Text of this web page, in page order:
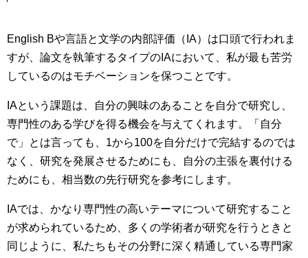
English Bや言語と文学の内部評価（IA）は口頭で行われま
すが、論文を執筆するタイプのIAにおいて、私が最も苦労
しているのはモチベーションを保つことです。
IAという課題は、自分の興味のあることを自分で研究し、
専門性のある学びを得る機会を与えてくれます。「自分
で」とは言っても、1から100を自分だけで完結するのでは
なく、研究を発展させるためにも、自分の主張を裏付ける
ためにも、相当数の先行研究を参考にします。
IAでは、かなり専門性の高いテーマについて研究すること
が求められているため、多くの学術者が研究を行うときと
同じように、私たちもその分野に深く精通している専門家